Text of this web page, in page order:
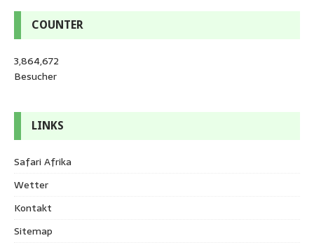
COUNTER
3,864,672
Besucher
LINKS
Safari Afrika
Wetter
Kontakt
Sitemap